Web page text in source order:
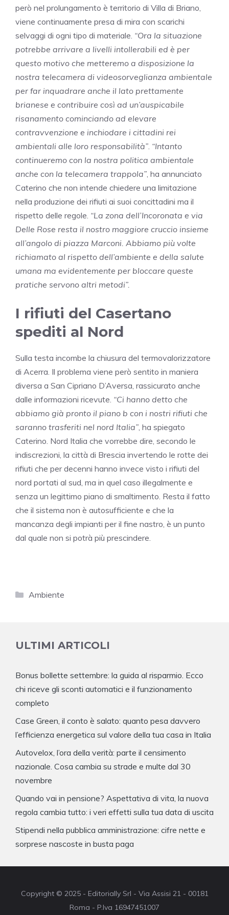
però nel prolungamento è territorio di Villa di Briano,
viene continuamente presa di mira con scarichi
selvaggi di ogni tipo di materiale. “Ora la situazione
potrebbe arrivare a livelli intollerabili ed è per
questo motivo che metteremo a disposizione la
nostra telecamera di videosorveglianza ambientale
per far inquadrare anche il lato prettamente
brianese e contribuire così ad un’auspicabile
risanamento cominciando ad elevare
contravvenzione e inchiodare i cittadini rei
ambientali alle loro responsabilità”. “Intanto
continueremo con la nostra politica ambientale
anche con la telecamera trappola”, ha annunciato
Caterino che non intende chiedere una limitazione
nella produzione dei rifiuti ai suoi concittadini ma il
rispetto delle regole. “La zona dell’Incoronata e via
Delle Rose resta il nostro maggiore cruccio insieme
all’angolo di piazza Marconi. Abbiamo più volte
richiamato al rispetto dell’ambiente e della salute
umana ma evidentemente per bloccare queste
pratiche servono altri metodi”.
I rifiuti del Casertano
spediti al Nord
Sulla testa incombe la chiusura del termovalorizzatore
di Acerra. Il problema viene però sentito in maniera
diversa a San Cipriano D’Aversa, rassicurato anche
dalle informazioni ricevute. “Ci hanno detto che
abbiamo già pronto il piano b con i nostri rifiuti che
saranno trasferiti nel nord Italia”, ha spiegato
Caterino. Nord Italia che vorrebbe dire, secondo le
indiscrezioni, la città di Brescia invertendo le rotte dei
rifiuti che per decenni hanno invece visto i rifiuti del
nord portati al sud, ma in quel caso illegalmente e
senza un legittimo piano di smaltimento. Resta il fatto
che il sistema non è autosufficiente e che la
mancanza degli impianti per il fine nastro, è un punto
dal quale non si potrà più prescindere.
Categorie
Ambiente
ULTIMI ARTICOLI
Bonus bollette settembre: la guida al risparmio. Ecco
chi riceve gli sconti automatici e il funzionamento
completo
Case Green, il conto è salato: quanto pesa davvero
l’efficienza energetica sul valore della tua casa in Italia
Autovelox, l’ora della verità: parte il censimento
nazionale. Cosa cambia su strade e multe dal 30
novembre
Quando vai in pensione? Aspettativa di vita, la nuova
regola cambia tutto: i veri effetti sulla tua data di uscita
Stipendi nella pubblica amministrazione: cifre nette e
sorprese nascoste in busta paga
Copyright © 2025 - Editorially Srl - Via Assisi 21 - 00181
Roma - P.Iva 16947451007